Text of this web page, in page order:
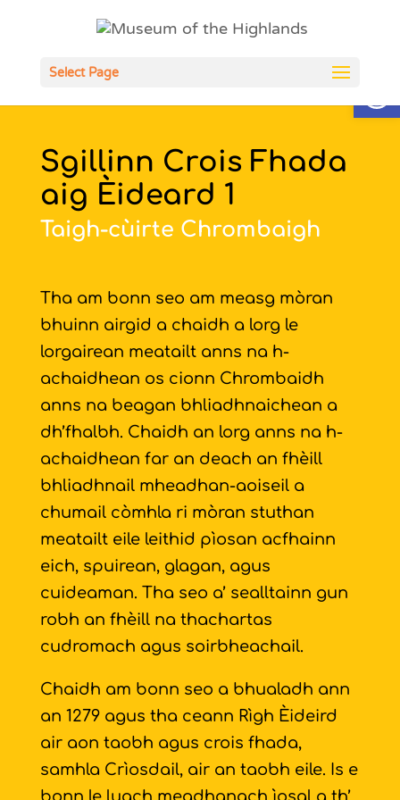
Select Page
Sgillinn Crois Fhada
aig Èideard 1
Taigh-cùirte Chrombaigh
Tha am bonn seo am measg mòran
bhuinn airgid a chaidh a lorg le
lorgairean meatailt anns na h-
achaidhean os cionn Chrombaidh
anns na beagan bhliadhnaichean a
dh’fhalbh. Chaidh an lorg anns na h-
achaidhean far an deach an fhèill
bhliadhnail mheadhan-aoiseil a
chumail còmhla ri mòran stuthan
meatailt eile leithid pìosan acfhainn
eich, spuirean, glagan, agus
cuideaman. Tha seo a’ sealltainn gun
robh an fhèill na thachartas
cudromach agus soirbheachail.
Chaidh am bonn seo a bhualadh ann
an 1279 agus tha ceann Rìgh Èideird
air aon taobh agus crois fhada,
samhla Crìosdail, air an taobh eile. Is e
bonn le luach meadhanach ìosal a th’